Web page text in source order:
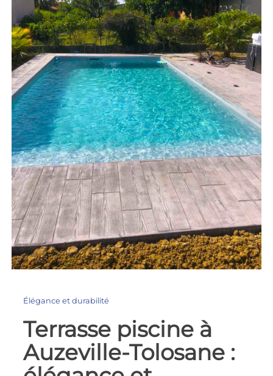
Élégance et durabilité
Terrasse piscine à
Auzeville-Tolosane :